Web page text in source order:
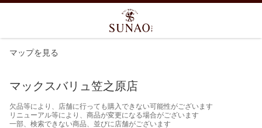
マップを見る
マックスバリュ笠之原店
欠品等により、店舗に行っても購入できない可能性がございます
リニューアル等により、商品が変更になる場合がございます
一部、検索できない商品、並びに店舗がございます